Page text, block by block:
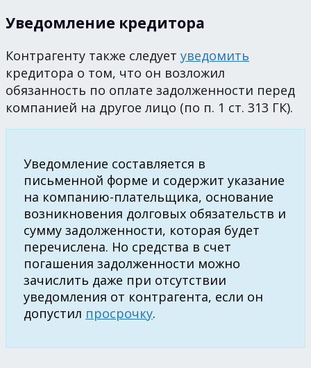
Уведомление кредитора
Контрагенту также следует уведомить
кредитора о том, что он возложил
обязанность по оплате задолженности перед
компанией на другое лицо (по п. 1 ст. 313 ГК).
Уведомление составляется в
письменной форме и содержит указание
на компанию-плательщика, основание
возникновения долговых обязательств и
сумму задолженности, которая будет
перечислена. Но средства в счет
погашения задолженности можно
зачислить даже при отсутствии
уведомления от контрагента, если он
допустил просрочку.